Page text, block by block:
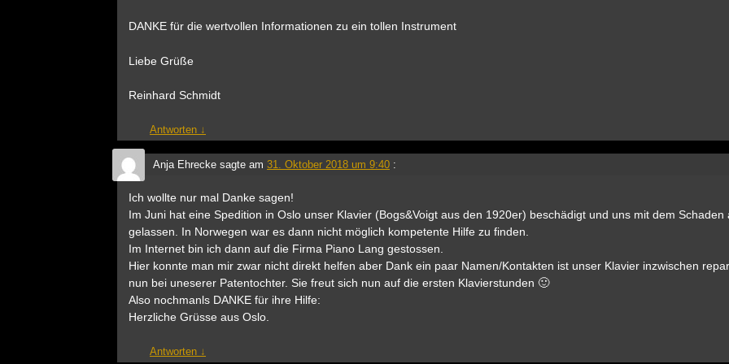
DANKE für die wertvollen Informationen zu ein tollen Instrument
Liebe Grüße
Reinhard Schmidt
Antworten ↓
Anja Ehrecke sagte am 31. Oktober 2018 um 9:40 :
Ich wollte nur mal Danke sagen!
Im Juni hat eine Spedition in Oslo unser Klavier (Bogs&Voigt aus den 1920er) beschädigt und uns mit dem Schaden
gelassen. In Norwegen war es dann nicht möglich kompetente Hilfe zu finden.
Im Internet bin ich dann auf die Firma Piano Lang gestossen.
Hier konnte man mir zwar nicht direkt helfen aber Dank ein paar Namen/Kontakten ist unser Klavier inzwischen
nun bei uneserer Patentochter. Sie freut sich nun auf die ersten Klavierstunden 🙂
Also nochmanls DANKE für ihre Hilfe:
Herzliche Grüsse aus Oslo.
Antworten ↓